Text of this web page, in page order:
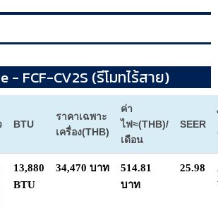
- FCF-CV2S (รีโมทไร้สาย)
BTU
ราคาเฉพาะ
เครื่อง(THB)
ค่า
ไฟ≈(THB)/
เดือน
SEER
13,880
BTU
34,470 บาท
514.81
บาท
25.98